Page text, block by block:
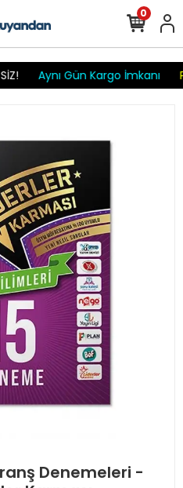
Aynı Gün Kargo İmkanı
0
Denemeleri -